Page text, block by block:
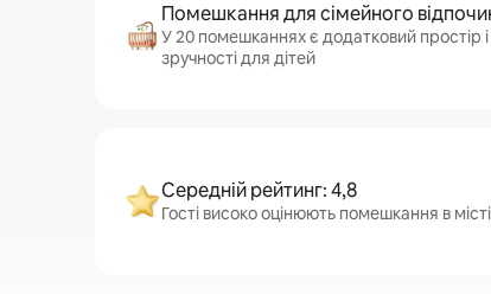
Помешкання для сімейного
У 20 помешканнях є додатковий простір і
зручності для дітей
Середній рейтинг: 4,8
Гості високо оцінюють помешкання в